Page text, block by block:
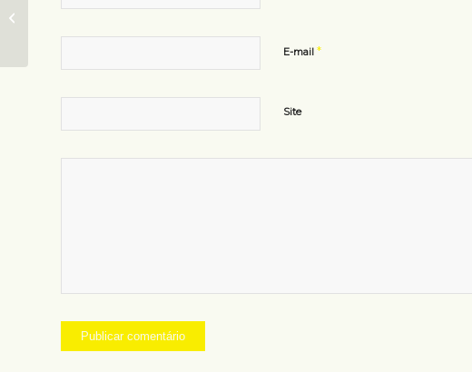
E-mail *
Site
notificações ao vivo